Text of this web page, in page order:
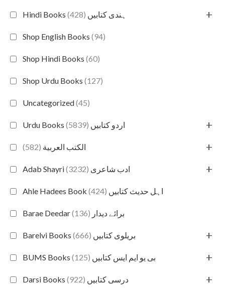
Hindi Books ہندی کتابیں (428) +
Shop English Books (94)
Shop Hindi Books (60)
Shop Urdu Books (127)
Uncategorized(45)
Urdu Books اردو کتابیں (5839) +
الكتب العربية (582) +
Adab Shayri ادب شاعری (3232) +
Ahle Hadees Book اہل حدیث کتابیں (424)
Barae Deedar برائے دیدار (136)
Barelvi Books بریلوی کتابیں (666) +
BUMS Books بی یو ایم ایس کتابیں (125) +
Darsi Books درسی کتابیں (922) +